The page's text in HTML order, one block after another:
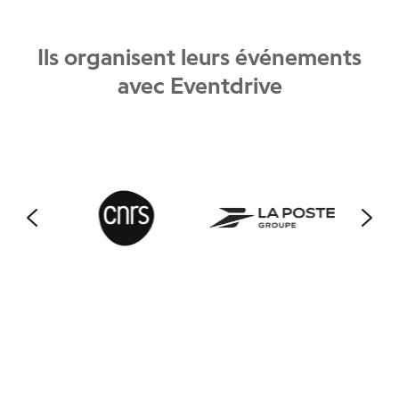
Ils organisent leurs événements
avec Eventdrive